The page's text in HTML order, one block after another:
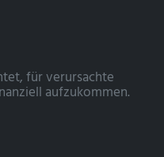
für verursachte
aufzukommen.